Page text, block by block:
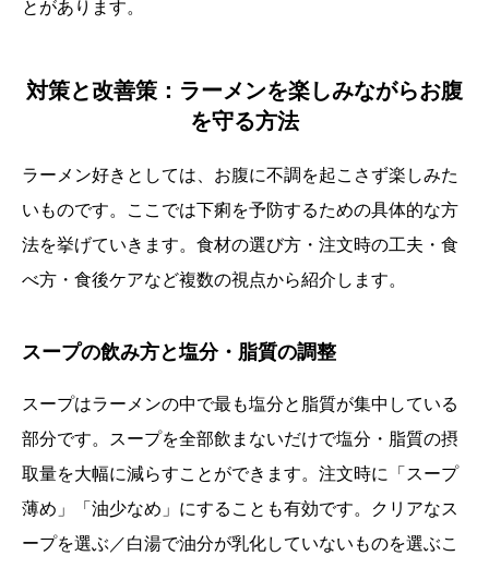
とがあります。
対策と改善策：ラーメンを楽しみながらお腹
を守る方法
ラーメン好きとしては、お腹に不調を起こさず楽しみた
いものです。ここでは下痢を予防するための具体的な方
法を挙げていきます。食材の選び方・注文時の工夫・食
べ方・食後ケアなど複数の視点から紹介します。
スープの飲み方と塩分・脂質の調整
スープはラーメンの中で最も塩分と脂質が集中している
部分です。スープを全部飲まないだけで塩分・脂質の摂
取量を大幅に減らすことができます。注文時に「スープ
薄め」「油少なめ」にすることも有効です。クリアなス
ープを選ぶ／白湯で油分が乳化していないものを選ぶこ